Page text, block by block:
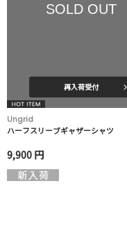
SOLD OUT
再入荷受付
Ungrid
ハーフスリーブギャザーシャツ
9,900 円